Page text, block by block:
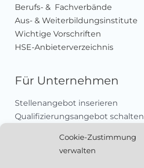
Cookie-Zustimmung
verwalten
Berufs- & Fachverbände
Aus- & Weiterbildungsinstitute
Wichtige Vorschriften
HSE-Anbieterverzeichnis
Für Unternehmen
Stellenangebot inserieren
Qualifizierungsangebot schalten